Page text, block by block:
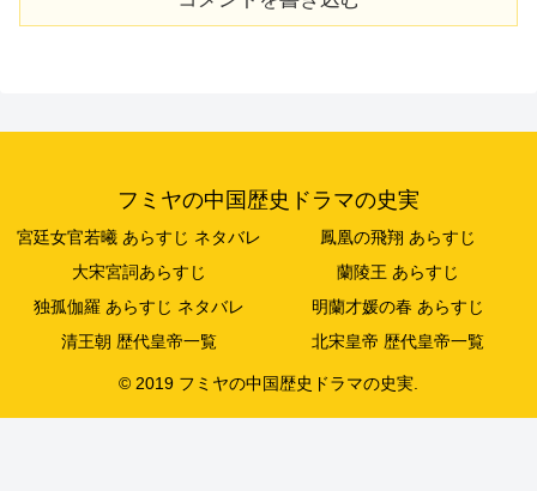
フミヤの中国歴史ドラマの史実
宮廷女官若曦 あらすじ ネタバレ
鳳凰の飛翔 あらすじ
大宋宮詞あらすじ
蘭陵王 あらすじ
独孤伽羅 あらすじ ネタバレ
明蘭才媛の春 あらすじ
清王朝 歴代皇帝一覧
北宋皇帝 歴代皇帝一覧
© 2019 フミヤの中国歴史ドラマの史実.